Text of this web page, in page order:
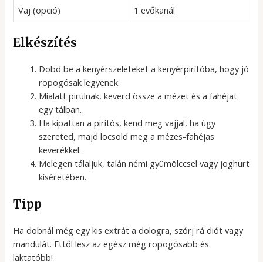
Vaj (opció)
1 evőkanál
Elkészítés
Dobd be a kenyérszeleteket a kenyérpirítóba, hogy jó
ropogósak legyenek.
Mialatt pirulnak, keverd össze a mézet és a fahéjat
egy tálban.
Ha kipattan a pirítós, kend meg vajjal, ha úgy
szereted, majd locsold meg a mézes-fahéjas
keverékkel.
Melegen tálaljuk, talán némi gyümölccsel vagy joghurt
kíséretében.
Tipp
Ha dobnál még egy kis extrát a dologra, szórj rá diót vagy
mandulát. Ettől lesz az egész még ropogósabb és
laktatóbb!